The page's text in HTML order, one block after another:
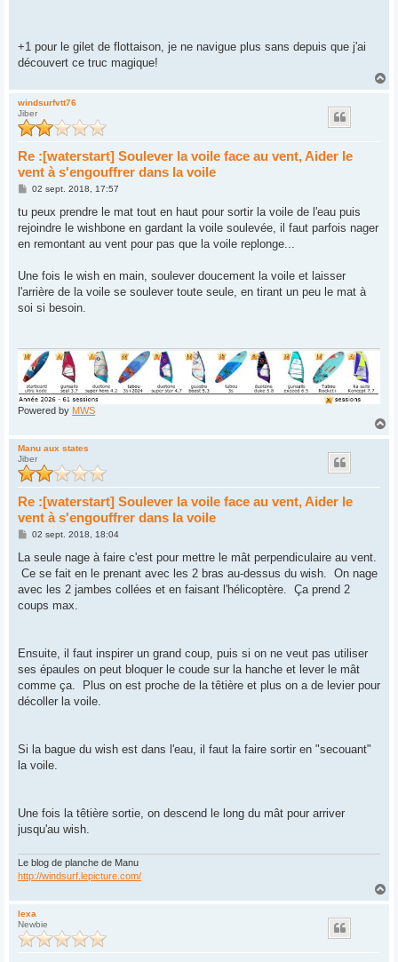
+1 pour le gilet de flottaison, je ne navigue plus sans depuis que j'ai
découvert ce truc magique!
a
windsurfvtt76
Jiber
Re :[waterstart] Soulever la voile face au vent, Aider le
vent à s'engouffrer dans la voile
M
s
s
a
g
02 sept. 2018, 17:57
tu peux prendre le mat tout en haut pour sortir la voile de l'eau puis
rejoindre le wishbone en gardant la voile soulevée, il faut parfois nager
en remontant au vent pour pas que la voile replonge...
Une fois le wish en main, soulever doucement la voile et laisser
l'arrière de la voile se soulever toute seule, en tirant un peu le mat à
soi si besoin.
Powered by MWS
Manu aux states
Jiber
Re :[waterstart] Soulever la voile face au vent, Aider le
vent à s'engouffrer dans la voile
M
s
a
g
02 sept. 2018, 18:04
La seule nage à faire c'est pour mettre le mât perpendiculaire au vent.
Ce se fait en le prenant avec les 2 bras au-dessus du wish. On nage
avec les 2 jambes collées et en faisant l'hélicoptère. Ça prend 2
coups max.
Ensuite, il faut inspirer un grand coup, puis si on ne veut pas utiliser
ses épaules on peut bloquer le coude sur la hanche et lever le mât
comme ça. Plus on est proche de la têtière et plus on a de levier pour
décoller la voile.
Si la bague du wish est dans l'eau, il faut la faire sortir en "secouant"
la voile.
Une fois la têtière sortie, on descend le long du mât pour arriver
jusqu'au wish.
Le blog de planche de Manu
http://windsurf.lepicture.com/
a
lexa
Newbie